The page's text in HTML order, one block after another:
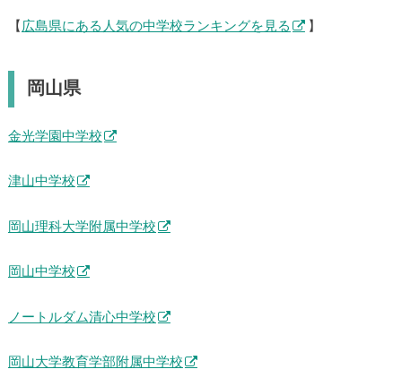
【 広島県にある人気の中学校ランキングを見る 】
岡山県
金光学園中学校
津山中学校
岡山理科大学附属中学校
岡山中学校
ノートルダム清心中学校
岡山大学教育学部附属中学校